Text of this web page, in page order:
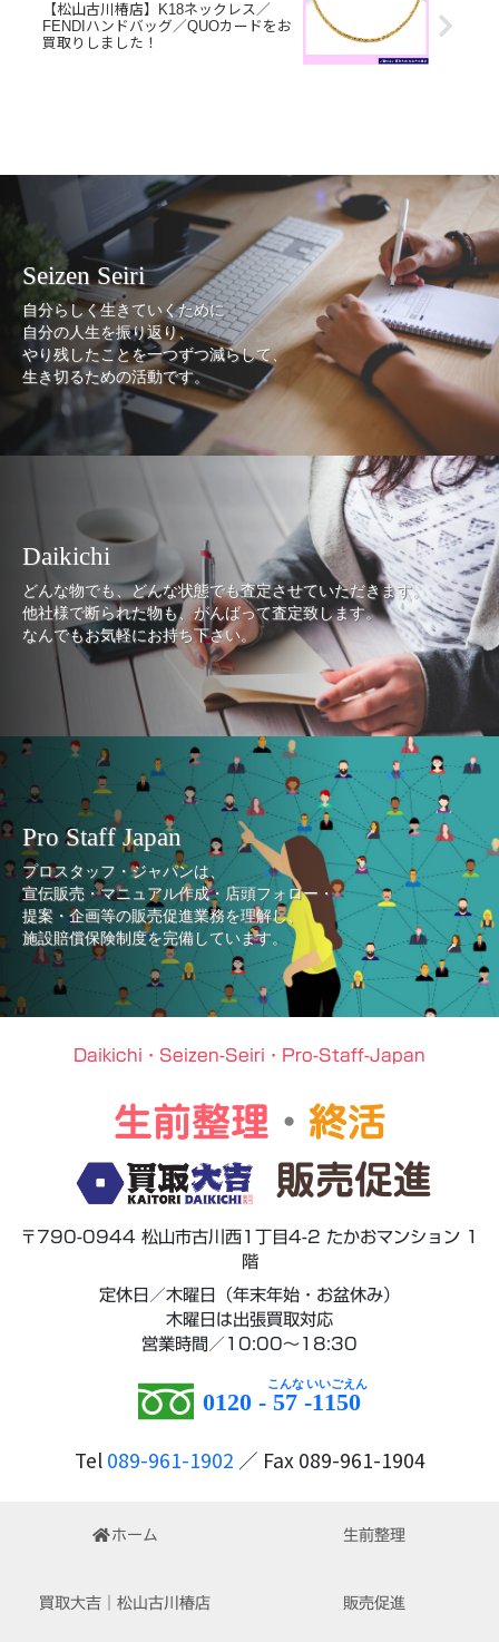
【松山古川椿店】K18ネックレス／
FENDIハンドバッグ／QUOカードをお
買取りしました！
Seizen Seiri
自分らしく生きていくために
自分の人生を振り返り、
やり残したことを一つずつ減らして、
生き切るための活動です。
Daikichi
どんな物でも、どんな状態でも査定させていただきます。
他社様で断られた物も、がんばって査定致します。
なんでもお気軽にお持ち下さい。
Pro Staff Japan
プロスタッフ・ジャパンは、
宣伝販売・マニュアル作成・店頭フォロー・
提案・企画等の販売促進業務を理解し、
施設賠償保険制度を完備しています。
Daikichi・Seizen-Seiri・Pro-Staff-Japan
生前整理 ・ 終活
販売促進
〒790-0944 松山市古川西1丁目4-2 たかおマンション 1
階
定休日／木曜日（年末年始・お盆休み）
木曜日は出張買取対応
営業時間／10:00～18:30
0120 - 57 -1150
Tel 089-961-1902 ／ Fax 089-961-1904
ホーム 生前整理
買取大吉｜松山古川椿店 販売促進